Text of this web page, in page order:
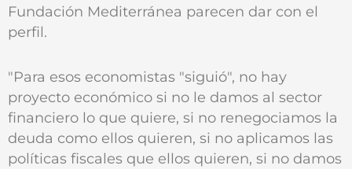
Fundación Mediterránea parecen dar con el
perfil.
"Para esos economistas "siguió", no hay
proyecto económico si no le damos al sector
financiero lo que quiere, si no renegociamos la
deuda como ellos quieren, si no aplicamos las
políticas fiscales que ellos quieren, si no damos